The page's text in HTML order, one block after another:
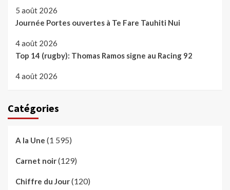
5 août 2026
Journée Portes ouvertes à Te Fare Tauhiti Nui
4 août 2026
Top 14 (rugby): Thomas Ramos signe au Racing 92
4 août 2026
Catégories
A la Une (1 595)
Carnet noir(129)
Chiffre du Jour(120)